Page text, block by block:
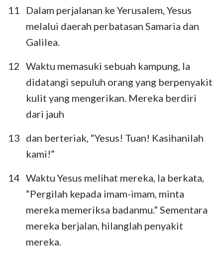
11
Dalam perjalanan ke Yerusalem, Yesus
melalui daerah perbatasan Samaria dan
Galilea.
12 Waktu memasuki sebuah kampung, Ia
didatangi sepuluh orang yang berpenyakit
kulit yang mengerikan. Mereka berdiri
dari jauh
13 dan berteriak, “Yesus! Tuan! Kasihanilah
kami!”
14 Waktu Yesus melihat mereka, Ia berkata,
“Pergilah kepada imam-imam, minta
mereka memeriksa badanmu.” Sementara
mereka berjalan, hilanglah penyakit
mereka.